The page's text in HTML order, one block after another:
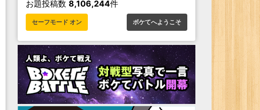
お題投稿数 8,106,244件
セーフモード オン ボケてへようこそ